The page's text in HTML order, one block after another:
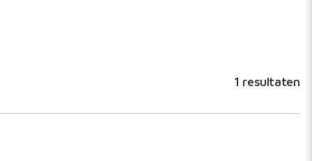
1 resultaten